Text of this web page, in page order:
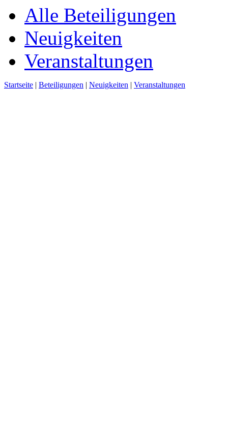
Alle Beteiligungen
Neuigkeiten
Veranstaltungen
Startseite | Beteiligungen | Neuigkeiten | Veranstaltungen